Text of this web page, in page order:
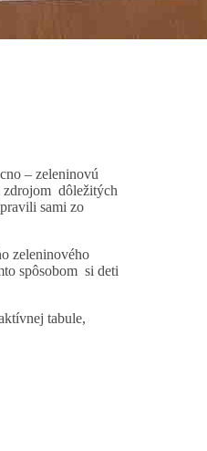
– zeleninovú
zdrojom dôležitých
sami zo
zeleninového
spôsobom si deti
tabule,